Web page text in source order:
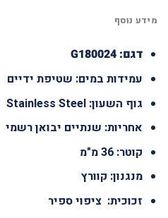
מידע נוסף
דגם: G180024
עמידות במים: שטיפת ידיים
גוף השעון: Stainless Steel
אחריות: שנתיים יבואן רשמי
קוטר: 36 מ"מ
מנגנון: קוורץ
זכוכית: ציפוי ספיר